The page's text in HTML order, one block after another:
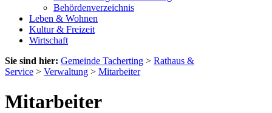
Behördenverzeichnis
Leben & Wohnen
Kultur & Freizeit
Wirtschaft
Sie sind hier: Gemeinde Tacherting > Rathaus &
Service > Verwaltung > Mitarbeiter
Mitarbeiter